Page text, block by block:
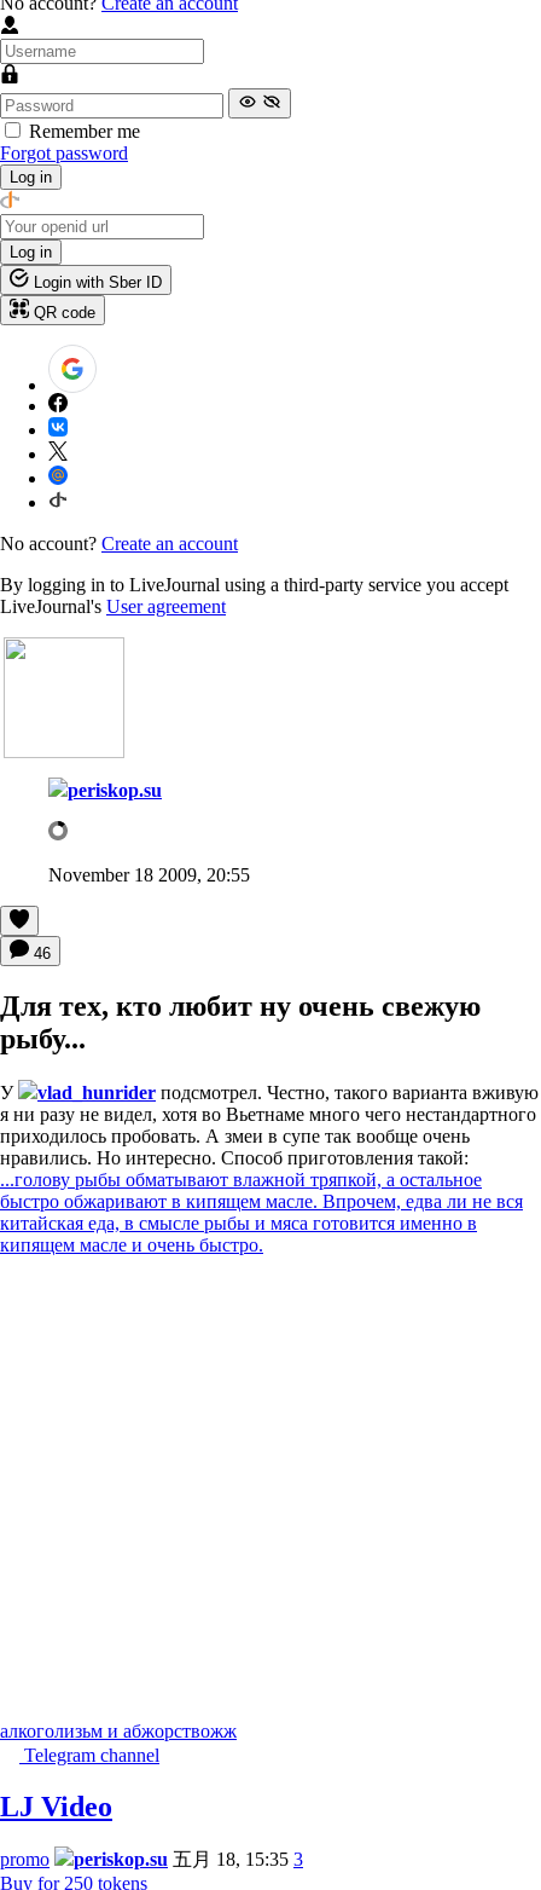
Remember me
Forgot password
Log in
Log in
Login with Sber ID
QR code
No account? Create an account
By logging in to LiveJournal using a third-party service you accept
LiveJournal's User agreement
periskop.su
November 18 2009, 20:55
46
Для тех, кто любит ну очень свежую
рыбу...
У vlad_hunrider подсмотрел. Честно, такого варианта вживую
я ни разу не видел, хотя во Вьетнаме много чего нестандартного
приходилось пробовать. А змеи в супе так вообще очень
нравились. Но интересно. Способ приготовления такой:
...голову рыбы обматывают влажной тряпкой, а остальное
быстро обжаривают в кипящем масле. Впрочем, едва ли не вся
китайская еда, в смысле рыбы и мяса готовится именно в
кипящем масле и очень быстро.
алкоголизьм и абжорствожж
Telegram channel
LJ Video
promo periskop.su 五月 18, 15:35 3
Buy for 250 tokens